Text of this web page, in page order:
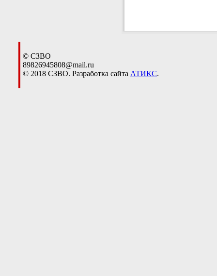
© СЗВО
89826945808@mail.ru
© 2018 СЗВО. Разработка сайта АТИКС.